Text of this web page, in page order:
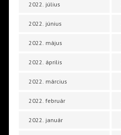
2022. július
2022. június
2022. május
2022. április
2022. március
2022. február
2022. január